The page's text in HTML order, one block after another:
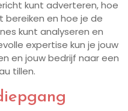
kunt adverteren, hoe
bereiken en hoe je de
kunt analyseren en
expertise kun je jouw
en jouw bedrijf naar een
tillen.